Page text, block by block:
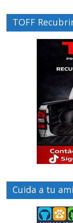
TOFF
Cuida a tu